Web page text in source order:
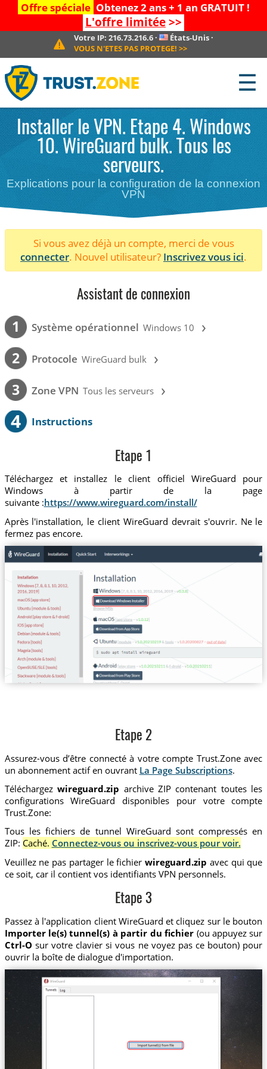
Offre spéciale Obtenez 2 ans + 1 an GRATUIT !
L'offre limitée>>
Votre IP: 216.73.216.6· États-Unis ·
VOUS N'ETES PAS PROTEGE! >>
☰
Installer le VPN. Etape 4. Windows
10. WireGuard bulk. Tous les
serveurs.
Explications pour la configuration de la connexion
VPN
Si vous avez déjà un compte, merci de vous
connecter. Nouvel utilisateur? Inscrivez vous ici.
Assistant de connexion
1 Système opérationnel Windows 10 ›
2 Protocole WireGuard bulk ›
3 Zone VPN Tous les serveurs ›
4 Instructions
Etape 1
Téléchargez et installez le client officiel WireGuard pour
Windows à partir de la page
suivante :https://www.wireguard.com/install/
Après l'installation, le client WireGuard devrait s'ouvrir. Ne le
fermez pas encore.
Etape 2
Assurez-vous d’être connecté à votre compte Trust.Zone avec
un abonnement actif en ouvrant La Page Subscriptions.
Téléchargezwireguard.zip archive ZIP contenant toutes les
configurations WireGuard disponibles pour votre compte
Trust.Zone:
Tous les fichiers de tunnel WireGuard sont compressés en
ZIP: Caché. Connectez-vous ou inscrivez-vous pour voir.
Veuillez ne pas partager le fichierwireguard.zip avec qui que
ce soit, car il contient vos identifiants VPN personnels.
Etape 3
Passez à l'application client WireGuard et cliquez sur le bouton
Importer le(s) tunnel(s) à partir du fichier (ou appuyez sur
Ctrl-O sur votre clavier si vous ne voyez pas ce bouton) pour
ouvrir la boîte de dialogue d'importation.